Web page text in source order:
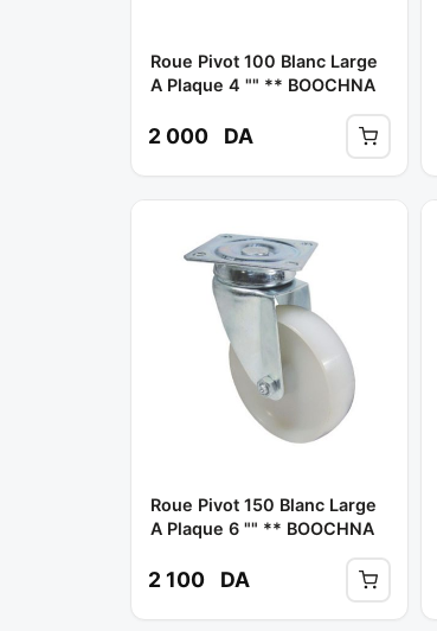
Roue Pivot 100 Blanc Large
A Plaque 4 "" ** BOOCHNA
2 000 DA
Roue Pivot 150 Blanc Large
A Plaque 6 "" ** BOOCHNA
2 100 DA